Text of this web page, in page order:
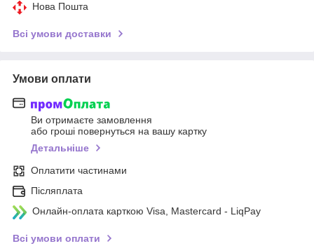
Нова Пошта
Всі умови доставки
Умови оплати
Ви отримаєте замовлення
або гроші повернуться на вашу картку
Детальніше
Оплатити частинами
Післяплата
Онлайн-оплата карткою Visa, Mastercard - LiqPay
Всі умови оплати